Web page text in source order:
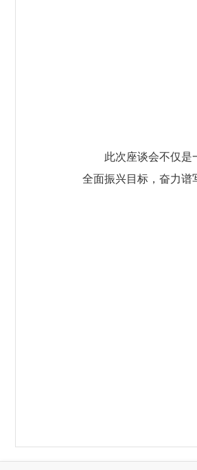
此次座谈会不仅是一
全面振兴目标，奋力谱